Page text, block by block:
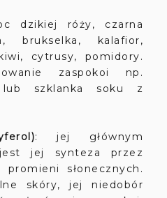
dzikiej róży, czarna
brukselka, kalafior,
cytrusy, pomidory.
zaspokoi np.
lub szklanka soku z
: jej głównym
jej synteza przez
słonecznych.
skóry, jej niedobór